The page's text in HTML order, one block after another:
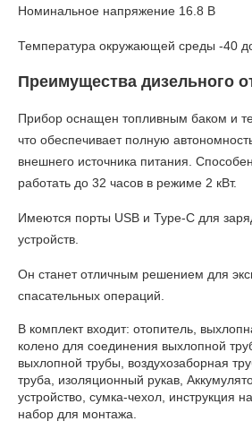
Номинальное напряжение 16.8 В
Температура окружающей среды -40
Преимущества дизельного
Прибор оснащен топливным баком и
что обеспечивает полную
внешнего источника питания.
работать до 32 часов в режиме 2 кВт.
Имеются порты USB и Type-C для
устройств.
Он станет отличным решением для
спасательных операций.
В комплект входит: отопитель,
колено для соединения выхлопной
выхлопной трубы, воздухозаборная
труба, изоляционный рукав,
устройство, сумка-чехол, инструкция
набор для монтажа.